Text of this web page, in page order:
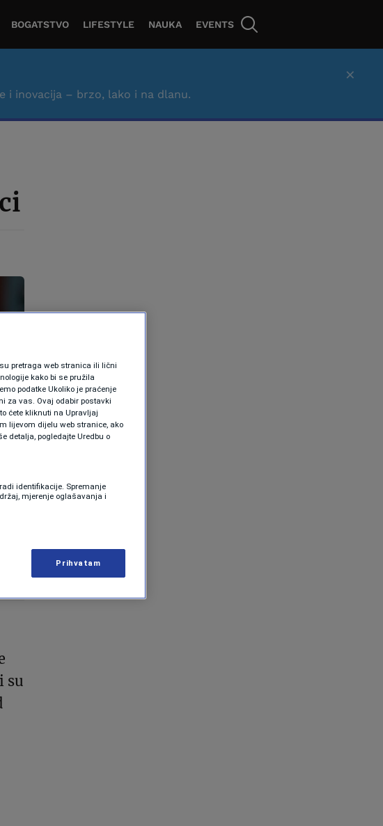
BOGATSTVO LIFESTYLE NAUKA EVENTS
i inovacija – brzo, lako i na dlanu.
×
su
pretraga web stranica ili lični
kako bi se pružila
podatke Ukoliko je praćenje
za vas. Ovaj odabir postavki
ćete kliknuti na Upravljaj
lijevom dijelu web stranice, ako
detalja, pogledajte Uredbu o
identifikacije. Spremanje
mjerenje oglašavanja i
Prihvatam